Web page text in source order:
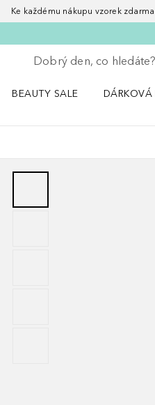
Ke každému nákupu vzorek
Vraťte se
Proveďte vyhledávání
BEAUTY SALE
DÁRKOVÁ